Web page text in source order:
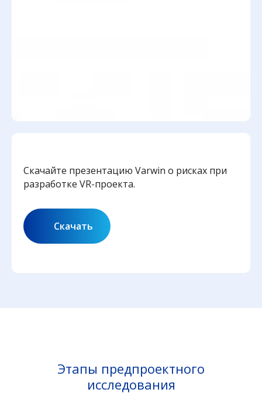
Скачайте презентацию Varwin о рисках при
разработке VR-проекта.
Скачать
Этапы предпроектного
исследования